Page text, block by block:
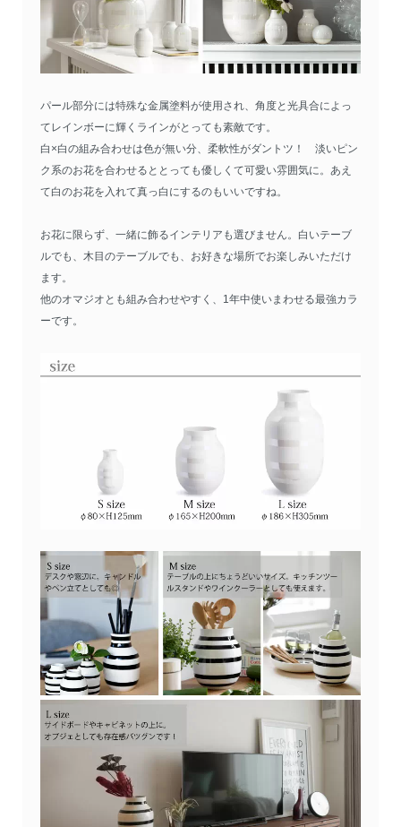
パール部分には特殊な金属塗料が使用され、角度と光具合によっ
てレインボーに輝くラインがとっても素敵です。
白×白の組み合わせは色が無い分、柔軟性がダントツ！ 淡いピン
ク系のお花を合わせるととっても優しくて可愛い雰囲気に。あえ
て白のお花を入れて真っ白にするのもいいですね。
お花に限らず、一緒に飾るインテリアも選びません。白いテーブ
ルでも、木目のテーブルでも、お好きな場所でお楽しみいただけ
ます。
他のオマジオとも組み合わせやすく、1年中使いまわせる最強カラ
ーです。